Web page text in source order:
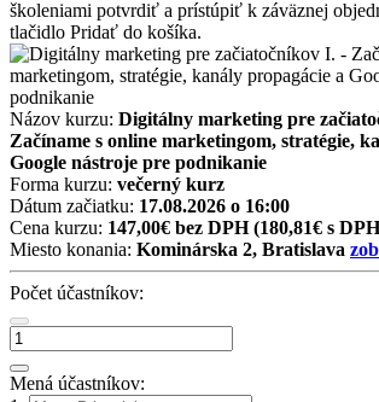
školeniami potvrdiť a prístúpiť k záväznej
tlačidlo Pridať do košíka.
Názov kurzu: Digitálny marketing pre
Začíname s online marketingom, stratégie,
Google nástroje pre podnikanie
Forma kurzu: večerný kurz
Dátum začiatku: 17.08.2026 o 16:00
Cena kurzu: 147,00€ bez DPH(180,81€ s
Miesto konania: Kominárska 2, Bratislava
Počet účastníkov:
Mená účastníkov: